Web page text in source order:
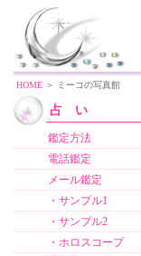
HOME ＞ ミーコの写真館
占 い
鑑定方法
電話鑑定
メール鑑定
・サンプル1
・サンプル2
・ホロスコープ